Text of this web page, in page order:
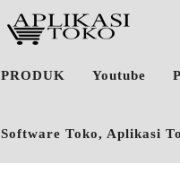
PRODUK Youtube
Software Toko, Aplikasi